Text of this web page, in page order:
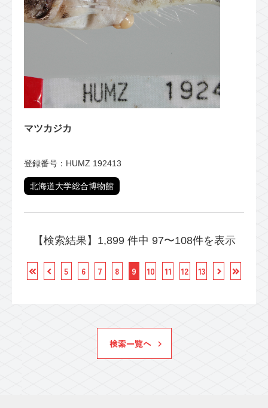
マツカジカ
登録番号：HUMZ 192413
北海道大学総合博物館
【検索結果】1,899 件中 97〜108件を表示
5 6 7 8 9 10 11 12 13
検索一覧へ